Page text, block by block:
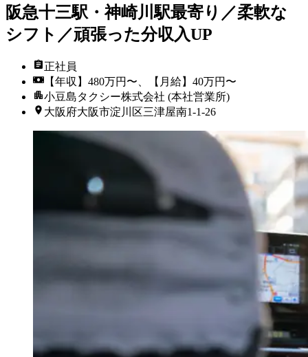
阪急十三駅・神崎川駅最寄り／柔軟な
シフト／頑張った分収入UP
正社員
【年収】480万円〜、【月給】40万円〜
小豆島タクシー株式会社 (本社営業所)
大阪府大阪市淀川区三津屋南1-1-26